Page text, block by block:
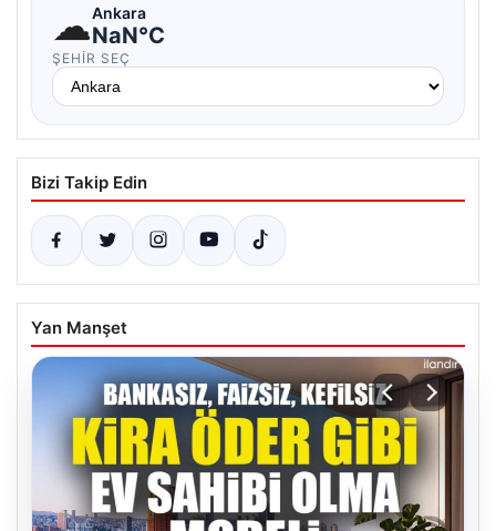
☁Ankara
NaN°C
ŞEHIR SEÇ
Bizi Takip Edin
Yan Manşet